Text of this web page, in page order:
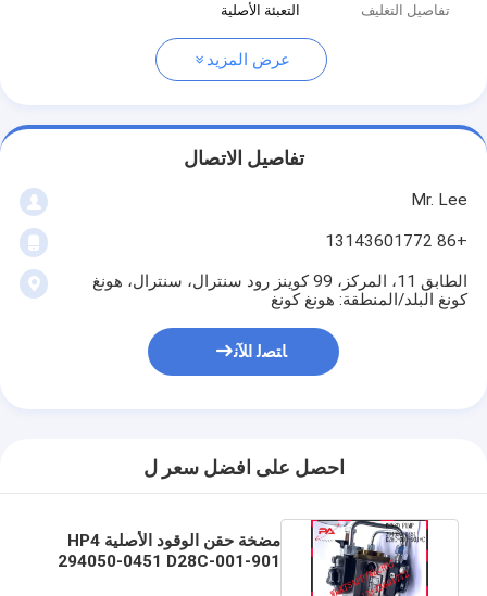
تفاصيل التغليف
التعبئة الأصلية
عرض المزيد
تفاصيل الاتصال
Mr. Lee
+86 13143601772
الطابق 11، المركز، 99 كوينز رود سنترال، سنترال، هونغ
كونغ البلد/المنطقة: هونغ كونغ
ﺎﺘﺼﻟ ﺍﻶﻧ
احصل على افضل سعر ل
مضخة حقن الوقود الأصلية HP4
294050-0451 D28C-001-901